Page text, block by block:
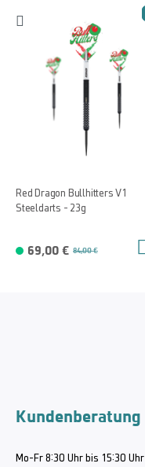
Red Dragon Bullhitters V1
Steeldarts - 23g
69,00 € 84,00 €
Kundenberatung
Mo-Fr 8:30 Uhr bis 15:30 Uhr